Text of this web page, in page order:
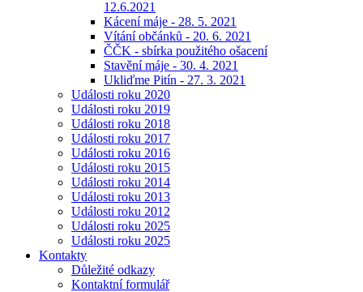
12.6.2021
Kácení máje - 28. 5. 2021
Vítání občánků - 20. 6. 2021
ČČK - sbírka použitého ošacení
Stavění máje - 30. 4. 2021
Ukliďme Pitín - 27. 3. 2021
Události roku 2020
Události roku 2019
Události roku 2018
Události roku 2017
Události roku 2016
Události roku 2015
Události roku 2014
Události roku 2013
Události roku 2012
Události roku 2025
Události roku 2025
Kontakty
Důležité odkazy
Kontaktní formulář